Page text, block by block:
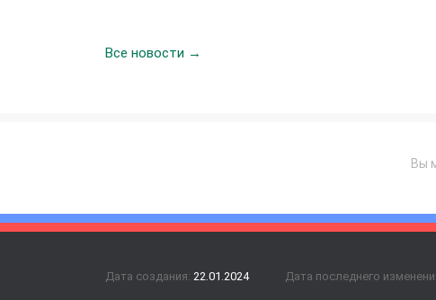
Все новости →
Вы
Дата создания: 22.01.2024 Дата последнего